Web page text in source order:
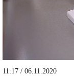
11:17 / 06.11.2020